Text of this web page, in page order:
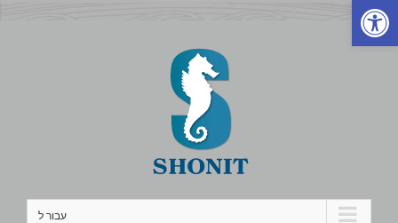
פתח סרגל נגישותדלג
לתוכן
עבור ל